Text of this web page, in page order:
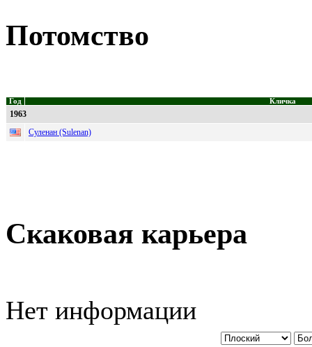
Потомство
Год Кличка
1963
Суленан (Sulenan)
Скаковая карьера
Нет информации